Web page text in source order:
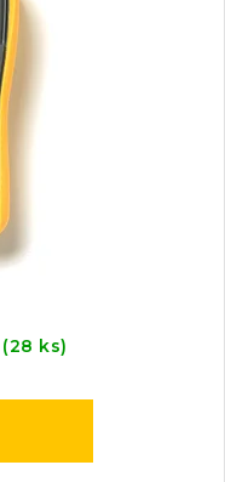
(28 ks)